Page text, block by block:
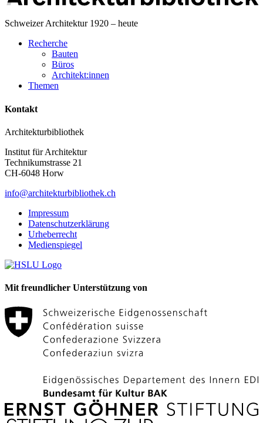
Schweizer Architektur 1920 – heute
Recherche
Bauten
Büros
Architekt:innen
Themen
Kontakt
Architekturbibliothek
Institut für Architektur
Technikumstrasse 21
CH-6048 Horw
info@architekturbibliothek.ch
Impressum
Datenschutzerklärung
Urheberrecht
Medienspiegel
Mit freundlicher Unterstützung von